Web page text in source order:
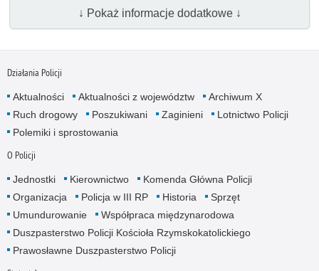
↓ Pokaż informacje dodatkowe ↓
Działania Policji
Aktualności Aktualności z województw
Archiwum X
Ruch drogowy
Poszukiwani Zaginieni
Lotnictwo Policji
Polemiki i sprostowania
O Policji
Jednostki Kierownictwo
Komenda Główna Policji
Organizacja
Policja w III RP Historia
Sprzęt
Umundurowanie
Współpraca międzynarodowa
Duszpasterstwo Policji Kościoła Rzymskokatolickiego
Prawosławne Duszpasterstwo Policji